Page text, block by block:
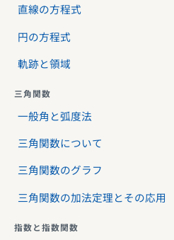
直線の方程式
円の方程式
軌跡と領域
三角関数
一般角と弧度法
三角関数について
三角関数のグラフ
三角関数の加法定理とその応用
指数と指数関数